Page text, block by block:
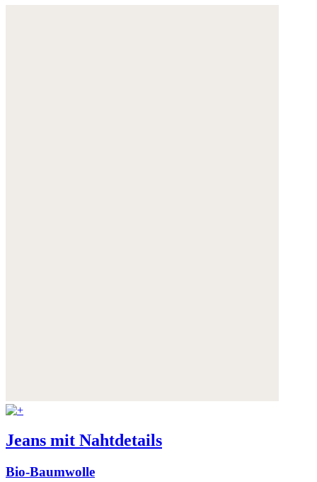
Jeans mit Nahtdetails
Bio-Baumwolle